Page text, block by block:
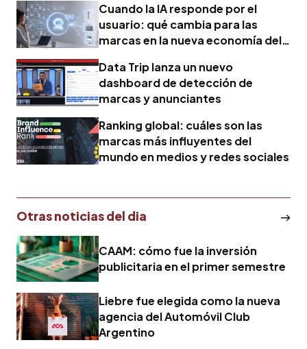
Cuando la IA responde por el
usuario: qué cambia para las
marcas en la nueva economía del
Data Trip lanza un nuevo
dashboard de detección de
marcas y anunciantes
Ranking global: cuáles son las
marcas más influyentes del
mundo en medios y redes sociales
Otras noticias del dia
CAAM: cómo fue la inversión
publicitaria en el primer semestre
Liebre fue elegida como la nueva
agencia del Automóvil Club
Argentino